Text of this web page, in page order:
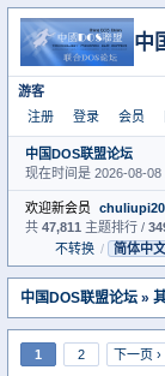
中
游客
注册
登录 会员
中国DOS联盟论坛
现在时间是 2026-08-08
欢迎新会员
共 47,811 主题排行 /
不转换 / 简体中文
中国DOS联盟论坛 »
1 2 下一页 ›